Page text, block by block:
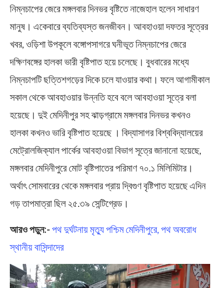
নিম্নচাপের জেরে মঙ্গলবার দিনভর বৃষ্টিতে নাজেহাল হলেন সাধারণ
মানুষ। একেবারে ব্যতিব্যস্ত জনজীবন। আবহাওয়া দফতর সূত্রের
খবর, ওড়িশা উপকূলে বঙ্গোপসাগরে ঘনীভূত নিম্নচাপের জেরে
দক্ষিণবঙ্গের হালকা ভারী বৃষ্টিপাত হয়ে চলেছে। বুধবারের মধ্যে
নিম্নচাপটি ছত্তিশগড়ের দিকে চলে যাওয়ার কথা। ফলে আগামীকাল
সকাল থেকে আবহাওয়ার উন্নতি হবে বলে আবহাওয়া সূত্রে বলা
হয়েছে। দুই মেদিনীপুর সহ ঝাড়গ্রামে মঙ্গলবার দিনভর কখনও
হালকা কখনও ভারি বৃষ্টিপাত হয়েছে । বিদ্যাসাগর বিশ্ববিদ্যালয়ের
মেট্রোলজিক্যাল পার্কের আবহাওয়া বিভাগ সূত্রে জানানো হয়েছে,
মঙ্গলবার মেদিনীপুরে মোট বৃষ্টিপাতের পরিমাণ ৭০.১ মিলিমিটার।
অর্থাৎ সোমবারের থেকে মঙ্গলবার প্রায় দ্বিগুণ বৃষ্টিপাত হয়েছে এদিন
গড় তাপমাত্রা ছিল ২৫.৩৯ সেন্টিগ্রেড।
আরও পড়ুন:- পথ দুর্ঘটনায় মৃত্যু পশ্চিম মেদিনীপুরে, পথ অবরোধ
স্থানীয় বাসিন্দাদের